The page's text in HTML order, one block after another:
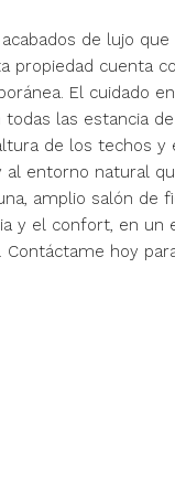
de lujo
propiedad cuenta
El cuidado
las estancia
de los techos y
entorno natural
amplio salón de
y el confort, en
hoy